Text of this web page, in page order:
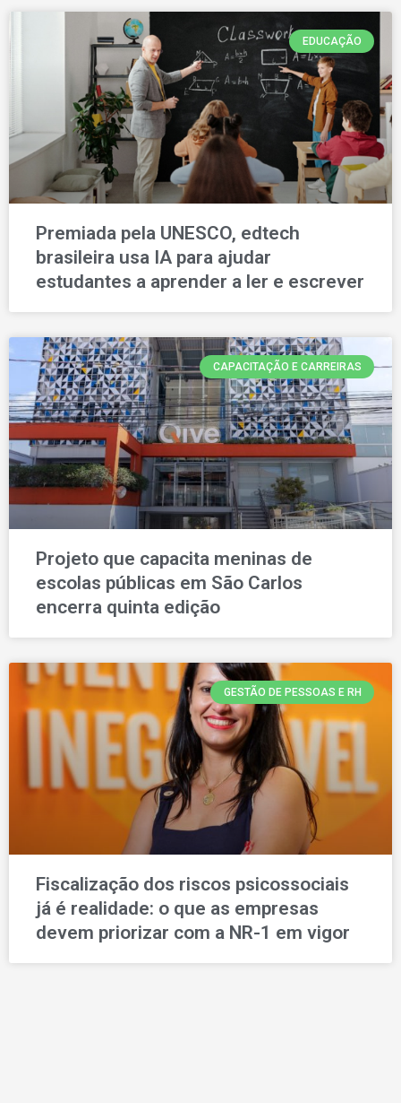
EDUCAÇÃO
Premiada pela UNESCO, edtech
brasileira usa IA para ajudar
estudantes a aprender a ler e escrever
CAPACITAÇÃO E CARREIRAS
Projeto que capacita meninas de
escolas públicas em São Carlos
encerra quinta edição
GESTÃO DE PESSOAS E RH
Fiscalização dos riscos psicossociais
já é realidade: o que as empresas
devem priorizar com a NR-1 em vigor